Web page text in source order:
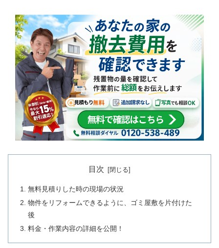
目次
無料見積りした時の現場の状況
物件をリフォームできるように、ゴミ屋敷を片付けた
後
料金・作業内容の詳細を公開！